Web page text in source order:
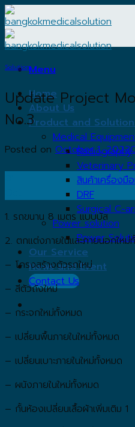
Skip
to
content
Menu
Home
About Us
Product and
Medical
Radiography
Veterinary
สินค้าเครื่อง
DRF
Surgical C-
Power solution
Power
Our Service
News and Event
Contact Us
Solution
Update Project
No.3
Posted on October 1, 2023
1. รถขนาน 8 เมตร แบบบัส
2. ตกแต่งภายในและภายนอกใหม่
– โครงสร้างตัวรถใหม่
– สีตัวถังใหม่
– กระจกใหม่ทั้งหมด
– เปลี่ยนพื้นภายในใหม่ทั้งหมด
– เปลี่ยนเบาะภายในใหม่ทั้งหมด
– ผนังภายในใหม่ทั้งหมด
– กั้นห้องเปลี่ยนเสื้อผ้าเพิ่มเติม 1